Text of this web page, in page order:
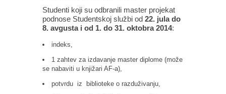
Studenti koji su odbranili master projekat
podnose Studentskoj službi od 22. jula do
8. avgusta i od 1. do 31. oktobra 2014:
indeks,
1 zahtev za izdavanje master diplome (može
se nabaviti u knjižari AF‐a),
potvrdu iz biblioteke o razduživanju,